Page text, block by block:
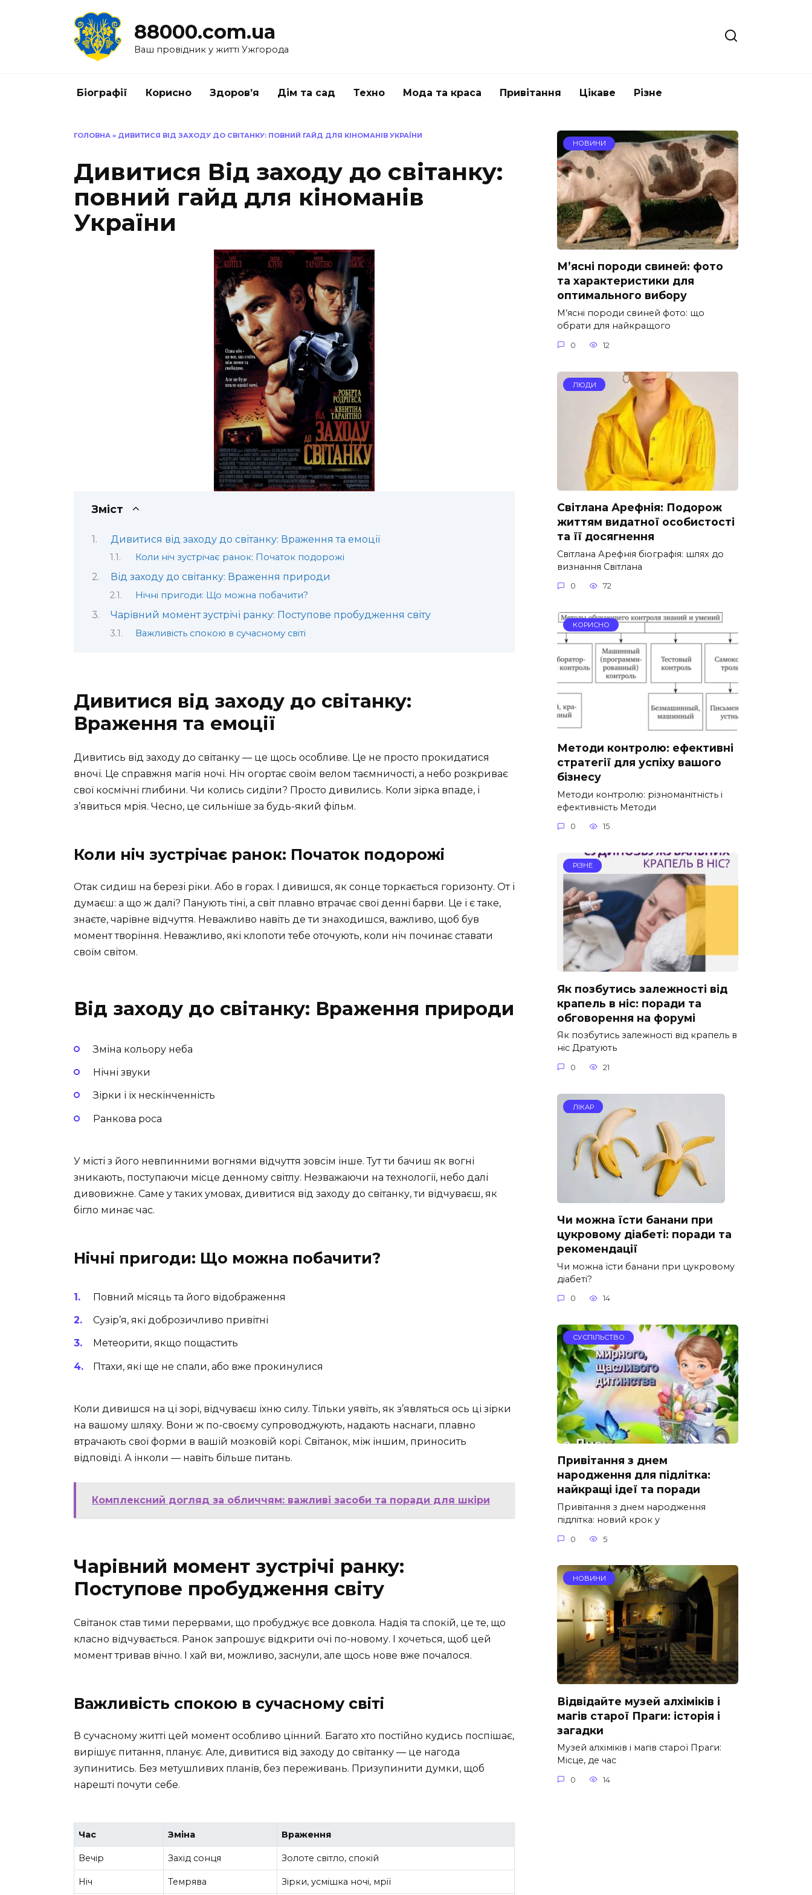
88000.com.ua
Ваш провідник у житті Ужгорода
Біографії Корисно Здоров’я Дім та сад Техно Мода та краса Привітання Цікаве Різне
ГОЛОВНА » ДИВИТИСЯ ВІД ЗАХОДУ ДО СВІТАНКУ: ПОВНИЙ ГАЙД ДЛЯ КІНОМАНІВ УКРАЇНИ
Дивитися Від заходу до світанку:
повний гайд для кіноманів
України
Зміст
Дивитися від заходу до світанку: Враження та емоції
Коли ніч зустрічає ранок: Початок подорожі
Від заходу до світанку: Враження природи
Нічні пригоди: Що можна побачити?
Чарівний момент зустрічі ранку: Поступове пробудження світу
Важливість спокою в сучасному світі
Дивитися від заходу до світанку:
Враження та емоції
Дивитись від заходу до світанку — це щось особливе. Це не просто прокидатися
вночі. Це справжня магія ночі. Ніч огортає своїм велом таємничості, а небо розкриває
свої космічні глибини. Чи колись сиділи? Просто дивились. Коли зірка впаде, і
з’явиться мрія. Чесно, це сильніше за будь-який фільм.
Коли ніч зустрічає ранок: Початок подорожі
Отак сидиш на березі ріки. Або в горах. І дивишся, як сонце торкається горизонту. От і
думаєш: а що ж далі? Панують тіні, а світ плавно втрачає свої денні барви. Це і є таке,
знаєте, чарівне відчуття. Неважливо навіть де ти знаходишся, важливо, щоб був
момент творіння. Неважливо, які клопоти тебе оточують, коли ніч починає ставати
своїм світом.
Від заходу до світанку: Враження природи
Зміна кольору неба
Нічні звуки
Зірки і їх нескінченність
Ранкова роса
У місті з його невпинними вогнями відчуття зовсім інше. Тут ти бачиш як вогні
зникають, поступаючи місце денному світлу. Незважаючи на технології, небо далі
дивовижне. Саме у таких умовах, дивитися від заходу до світанку, ти відчуваєш, як
бігло минає час.
Нічні пригоди: Що можна побачити?
Повний місяць та його відображення
Сузір’я, які доброзичливо привітні
Метеорити, якщо пощастить
Птахи, які ще не спали, або вже прокинулися
Коли дивишся на ці зорі, відчуваєш їхню силу. Тільки уявіть, як з’являться ось ці зірки
на вашому шляху. Вони ж по-своєму супроводжують, надають наснаги, плавно
втрачають свої форми в вашій мозковій корі. Світанок, між іншим, приносить
відповіді. А інколи — навіть більше питань.
Комплексний догляд за обличчям: важливі засоби та поради для шкіри
Чарівний момент зустрічі ранку:
Поступове пробудження світу
Світанок став тими перервами, що пробуджує все довкола. Надія та спокій, це те, що
класно відчувається. Ранок запрошує відкрити очі по-новому. І хочеться, щоб цей
момент тривав вічно. І хай ви, можливо, заснули, але щось нове вже почалося.
Важливість спокою в сучасному світі
В сучасному житті цей момент особливо цінний. Багато хто постійно кудись поспішає,
вирішує питання, планує. Але, дивитися від заходу до світанку — це нагода
зупинитись. Без метушливих планів, без переживань. Призупинити думки, щоб
нарешті почути себе.
Час Зміна Враження
Вечір Захід сонця Золоте світло, спокій
Ніч Темрява Зірки, усмішка ночі, мрії
НОВИНИ
М’ясні породи свиней: фото
та характеристики для
оптимального вибору
М’ясні породи свиней фото: що
обрати для найкращого
0 12
ЛЮДИ
Світлана Арефнія: Подорож
життям видатної особистості
та її досягнення
Світлана Арефнія біографія: шлях до
визнання Світлана
0 72
КОРИСНО
Методи контролю: ефективні
стратегії для успіху вашого
бізнесу
Методи контролю: різноманітність і
ефективність Методи
0 15
РІЗНЕ
Як позбутись залежності від
крапель в ніс: поради та
обговорення на форумі
Як позбутись залежності від крапель в
ніс Дратують
0 21
ЛІКАР
Чи можна їсти банани при
цукровому діабеті: поради та
рекомендації
Чи можна їсти банани при цукровому
діабеті?
0 14
СУСПІЛЬСТВО
Привітання з днем
народження для підлітка:
найкращі ідеї та поради
Привітання з днем народження
підлітка: новий крок у
0 5
НОВИНИ
Відвідайте музей алхіміків і
магів старої Праги: історія і
загадки
Музей алхіміків і магів старої Праги:
Місце, де час
0 14